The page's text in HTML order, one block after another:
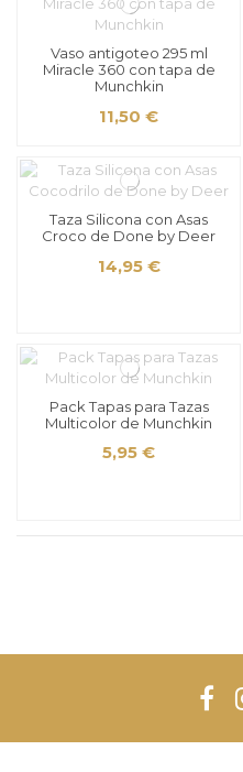
Vaso antigoteo 295 ml
Miracle 360 con tapa de
Munchkin
11,50 €
Taza Silicona con Asas
Croco de Done by Deer
14,95 €
Pack Tapas para Tazas
Multicolor de Munchkin
5,95 €